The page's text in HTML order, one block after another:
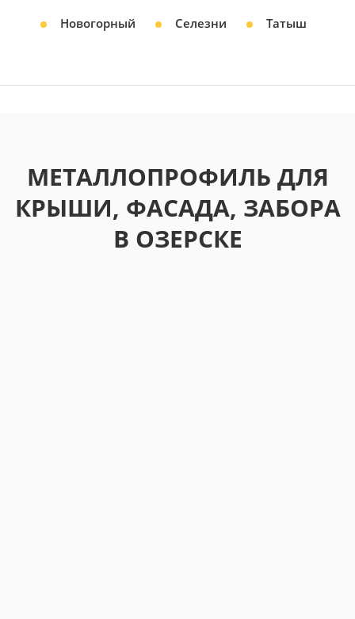
Новогорный Селезни Татыш
МЕТАЛЛОПРОФИЛЬ ДЛЯ
КРЫШИ, ФАСАДА, ЗАБОРА
В ОЗЕРСКЕ